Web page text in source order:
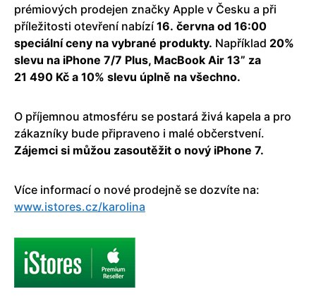
prémiových prodejen značky Apple v Česku a při
příležitosti otevření nabízí16. června od 16:00
speciální ceny na vybrané produkty. Například 20%
slevu na iPhone 7/7 Plus, MacBook Air 13” za
21 490 Kč a 10% slevu úplně na všechno.
O příjemnou atmosféru se postará živá kapela a pro
zákazníky bude připraveno i malé občerstvení.
Zájemci si můžou zasoutěžit o nový iPhone 7.
Více informací o nové prodejně se dozvíte na:
www.istores.cz/karolina